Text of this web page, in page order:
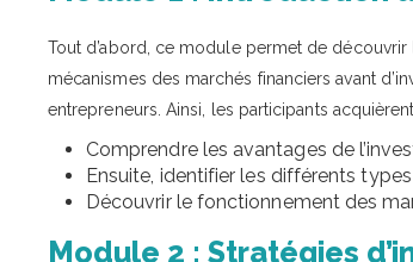
Tout d’abord, ce module permet de
mécanismes des marchés financiers avant
entrepreneurs. Ainsi, les participants
Comprendre les avantages de
Ensuite, identifier les différents
Découvrir le fonctionnement des
Module 2 : Stratégies